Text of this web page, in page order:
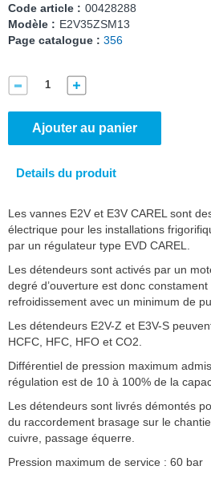
Code article : 00428288
Modèle : E2V35ZSM13
Page catalogue : 356
Ajouter au panier
Details du produit
Les vannes E2V et E3V CAREL sont
électrique pour les installations
par un régulateur type EVD CAREL.
Les détendeurs sont activés par un
degré d’ouverture est donc
refroidissement avec un minimum de
Les détendeurs E2V-Z et E3V-S
HCFC, HFC, HFO et CO2.
Différentiel de pression maximum
régulation est de 10 à 100% de la
Les détendeurs sont livrés démontés
du raccordement brasage sur le
cuivre, passage équerre.
Pression maximum de service : 60 bar